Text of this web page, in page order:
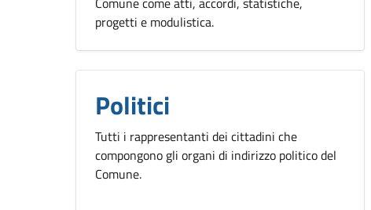
progetti e modulistica.
Politici
Tutti i rappresentanti dei cittadini che
compongono gli organi di indirizzo politico del
Comune.